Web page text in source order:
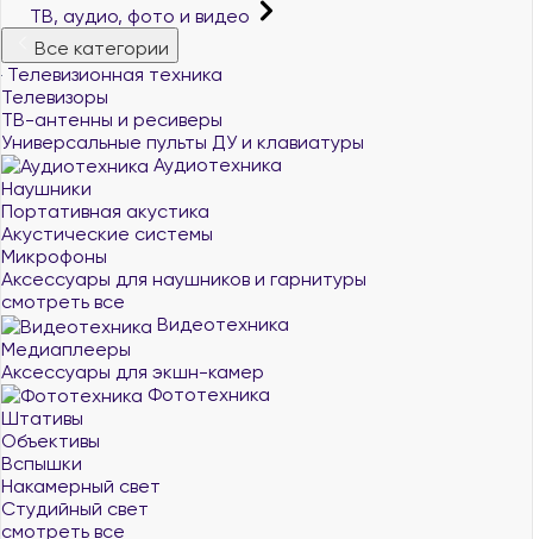
ТВ, аудио, фото и видео
Все категории
Телевизионная техника
Телевизоры
ТВ-антенны и ресиверы
Универсальные пульты ДУ и клавиатуры
Аудиотехника
Наушники
Портативная акустика
Акустические системы
Микрофоны
Аксессуары для наушников и гарнитуры
смотреть все
Видеотехника
Медиаплееры
Аксессуары для экшн-камер
Фототехника
Штативы
Объективы
Вспышки
Накамерный свет
Студийный свет
смотреть все